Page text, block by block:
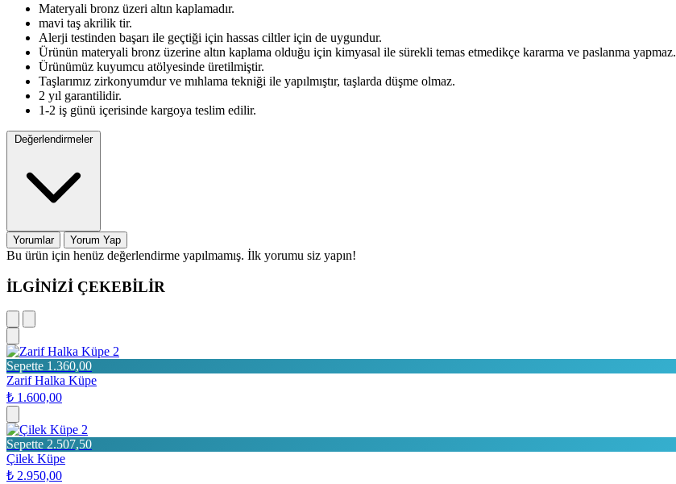
Materyali bronz üzeri altın kaplamadır.
mavi taş akrilik tir.
Alerji testinden başarı ile geçtiği için hassas ciltler için de uygundur.
Ürünün materyali bronz üzerine altın kaplama olduğu için kimyasal ile sürekli temas etmedikçe kararma ve paslanma yapmaz.
Ürünümüz kuyumcu atölyesinde üretilmiştir.
Taşlarımız zirkonyumdur ve mıhlama tekniği ile yapılmıştır, taşlarda düşme olmaz.
2 yıl garantilidir.
1-2 iş günü içerisinde kargoya teslim edilir.
Değerlendirmeler
Yorumlar Yorum Yap
Bu ürün için henüz değerlendirme yapılmamış. İlk yorumu siz yapın!
İLGİNİZİ ÇEKEBİLİR
2
Sepette 1.360,00
Zarif Halka Küpe
₺ 1.600,00
2
Sepette 2.507,50
Çilek Küpe
₺ 2.950,00